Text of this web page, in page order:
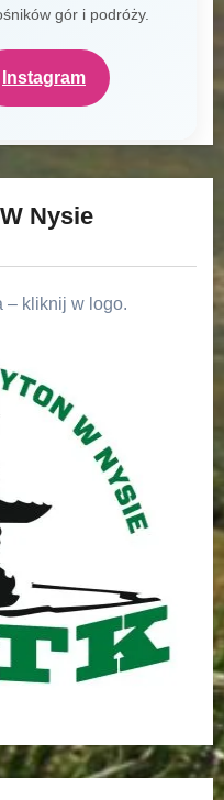
gór i podróży.
Instagram
Nysie
– kliknij w logo.